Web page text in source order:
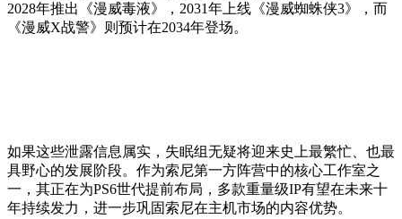
2028年推出《漫威毒液》，2031年上线《漫威蜘蛛侠3》，而
《漫威X战警》则预计在2034年登场。
如果这些泄露信息属实，失眠组无疑将迎来史上最繁忙、也最
具野心的发展阶段。作为索尼第一方阵营中的核心工作室之
一，其正在为PS6世代提前布局，多款重量级IP有望在未来十
年持续发力，进一步巩固索尼在主机市场的内容优势。